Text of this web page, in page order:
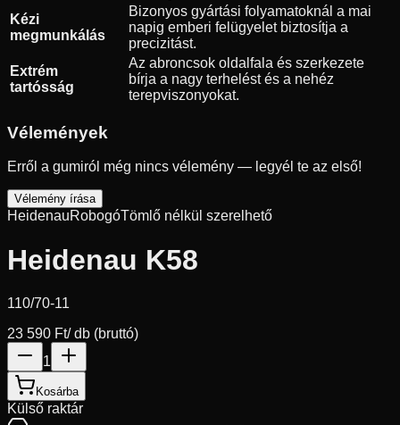
Kézi
megmunkálás
Bizonyos gyártási folyamatoknál a mai
napig emberi felügyelet biztosítja a
precizitást.
Extrém
tartósság
Az abroncsok oldalfala és szerkezete
bírja a nagy terhelést és a nehéz
terepviszonyokat.
Vélemények
Erről a gumiról még nincs vélemény — legyél te az első!
Vélemény írása
HeidenauRobogóTömlő nélkül szerelhető
Heidenau K58
110/70-11
23 590 Ft/ db (bruttó)
1
Kosárba
Külső raktár